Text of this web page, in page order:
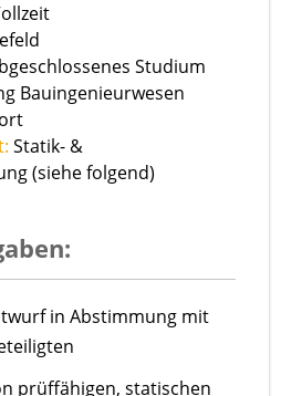
Studium
Bauingenieurwesen
Statik- &
(siehe folgend)
in Abstimmung mit
prüffähigen, statischen